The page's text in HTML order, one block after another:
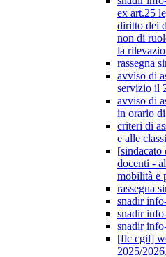
ex art.25
diritto dei
non di
la
rassegna
avviso di
servizio il
avviso di
in orario
criteri di
e alle classi
[sindacato
docenti -
mobilità e
rassegna
snadir
snadir
snadir
[flc cgil]
2025/